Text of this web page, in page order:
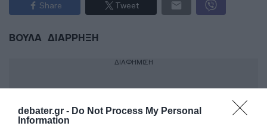
debater.gr - Do Not Process My Personal
Information
Share Tweet
ΒΟΥΛΑ ΔΙΑΡΡΗΞΗ
ΔΙΑΦΗΜΙΣΗ